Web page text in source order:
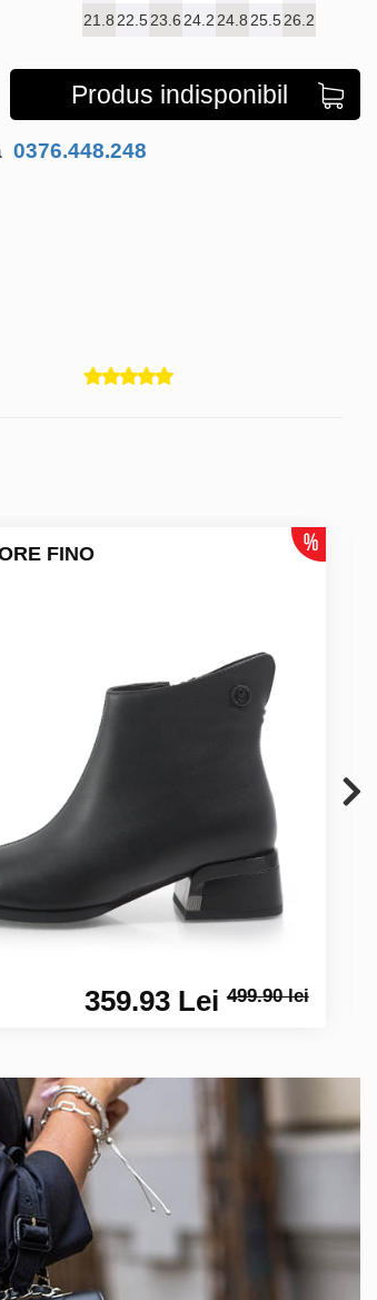
21.8 22.523.6 24.2 24.8 25.526.2
Produs indisponibil
0376.448.248
FINO
359.93 Lei499.90 lei